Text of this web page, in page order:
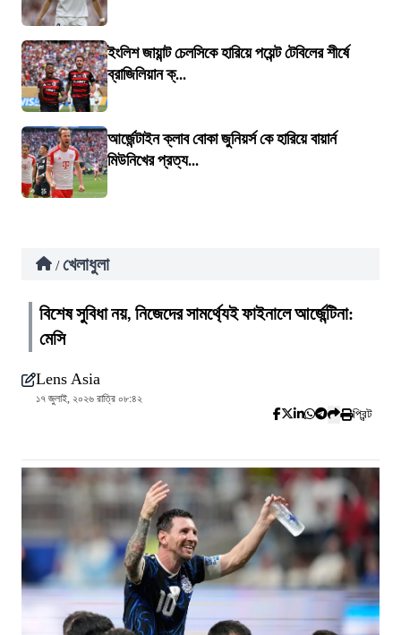
ইংলিশ জায়ান্ট চেলসিকে হারিয়ে পয়েন্ট টেবিলের শীর্ষে
ব্রাজিলিয়ান ক্...
আর্জেন্টাইন ক্লাব বোকা জুনিয়র্স কে হারিয়ে বায়ার্ন
মিউনিখের প্রত্য...
/ খেলাধুলা
বিশেষ সুবিধা নয়, নিজেদের সামর্থ্যেই ফাইনালে আর্জেন্টিনা:
মেসি
Lens Asia
১৭ জুলাই, ২০২৬ রাত্রি ০৮:৪২
প্রিন্ট